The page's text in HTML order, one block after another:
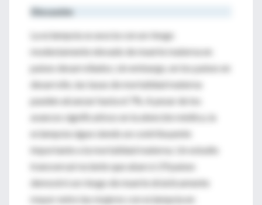
Discusión
La eclampsia se asocia con un riesgo
modestamente elevado de muerte materna en
países desarrollados; sin embargo, en los países en
desarrollo, las tasas de mortalidad materna
pueden alcanzar hasta el 7%. A pesar de los
avances significativos en la atención médica, la
eclampsia sigue siendo un contribuyente
importante a la mortalidad materna. Un estudio
transversal reciente que abarcó 29 países
demostró un riesgo de muerte drásticamente
mayor entre las mujeres con eclampsia en